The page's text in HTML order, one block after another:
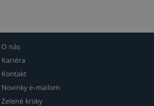
O nás
Kariéra
Kontakt
Novinky e-mailom
Zelené kroky